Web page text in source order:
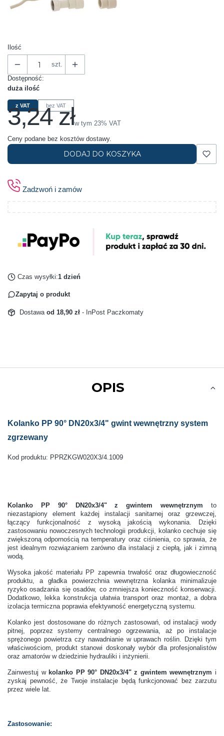
Ilość
szt.
Dostępność:
duża ilość
z VAT bez VAT
Cena
3,24 złw tym 23% VAT
w tym 23% VAT
Ceny podane bez kosztów dostawy.
DODAJ DO KOSZYKA
Zadzwoń i zamów
Czas wysyłki:1 dzień
Zapytaj o produkt
Dostawa od 18,90 zł - InPost Paczkomaty
OPIS
Kolanko PP 90° DN20x3/4" gwint wewnętrzny system
zgrzewany
Kod produktu: PPRZKGW020X3/4.1009
Kolanko PP 90° DN20x3/4" z gwintem wewnętrznym to
niezastąpiony element każdej instalacji sanitarnej oraz grzewczej,
łączący funkcjonalność z wysoką jakością wykonania. Dzięki
zastosowaniu nowoczesnych technologii produkcji, kolanko cechuje się
zwiększoną odpornością na temperatury oraz ciśnienia, co sprawia, że
jest idealnym rozwiązaniem zarówno dla instalacji z ciepłą, jak i zimną
wodą.
Wysoka jakość materiału PP zapewnia trwałość oraz długowieczność
produktu, a gładka powierzchnia wewnętrzna kolanka minimalizuje
ryzyko osadzania się osadów, co zmniejsza konieczność konserwacji.
Dodatkowo, lekka konstrukcja ułatwia transport oraz montaż, a dobra
izolacja termiczna poprawia efektywność energetyczną systemu.
Kolanko jest dostosowane do różnych zastosowań, od instalacji wody
pitnej, poprzez systemy centralnego ogrzewania, aż po instalacje
sprężonego powietrza czy nawadnianie w uprawach roślin. Dzięki tym
właściwościom, produkt stanowi doskonały wybór dla profesjonalistów
oraz amatorów w dziedzinie hydrauliki i inżynierii.
Zainwestuj w kolanko PP 90° DN20x3/4" z gwintem wewnętrznymi
zyskaj pewność, że Twoje instalacje będą funkcjonować bez zarzutu
przez wiele lat.
Zastosowanie: